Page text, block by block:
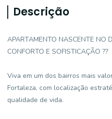
Descrição
APARTAMENTO NASCENTE NO
CONFORTO E SOFISTICAÇÃO ??
Viva em um dos bairros mais
Fortaleza, com localização
qualidade de vida.